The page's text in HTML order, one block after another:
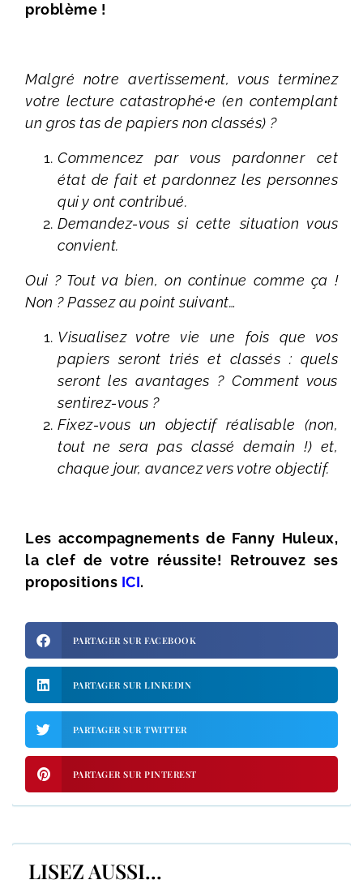
problème !
Malgré notre avertissement, vous terminez
votre lecture catastrophé·e (en contemplant
un gros tas de papiers non classés) ?
Commencez par vous pardonner cet
état de fait et pardonnez les personnes
qui y ont contribué.
Demandez-vous si cette situation vous
convient.
Oui ? Tout va bien, on continue comme ça !
Non ? Passez au point suivant…
Visualisez votre vie une fois que vos
papiers seront triés et classés : quels
seront les avantages ? Comment vous
sentirez-vous ?
Fixez-vous un objectif réalisable (non,
tout ne sera pas classé demain !) et,
chaque jour, avancez vers votre objectif.
Les accompagnements de Fanny Huleux,
la clef de votre réussite! Retrouvez ses
propositions ICI.
PARTAGER SUR FACEBOOK
PARTAGER SUR LINKEDIN
PARTAGER SUR TWITTER
PARTAGER SUR PINTEREST
LISEZ AUSSI...